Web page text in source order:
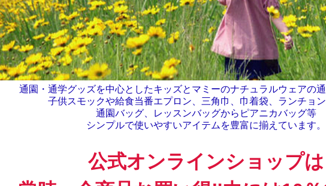
通園・通学グッズを中心としたキッズとマミーのナチュラルウェアの通
子供スモックや給食当番エプロン、三角巾、巾着袋、ランチョン
通園バッグ、レッスンバッグからピアニカバッグ等
シンプルで使いやすいアイテムを豊富に揃えています。
公式オンラインショップは